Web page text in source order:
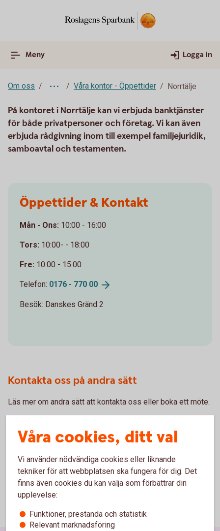
Meny Logga in
Om oss Våra kontor - Öppettider Norrtälje
På kontoret i Norrtälje kan vi erbjuda banktjänster
för både privatpersoner och företag. Vi kan även
erbjuda rådgivning inom till exempel familjejuridik,
samboavtal och testamenten.
Öppettider & Kontakt
Mån - Ons: 10:00 - 16:00
Tors: 10:00- - 18:00
Fre: 10:00 - 15:00
Telefon: 0176 - 770 00
Besök: Danskes Gränd 2
Kontakta oss på andra sätt
Läs mer om andra sätt att kontakta oss eller boka ett möte.
Våra cookies, ditt val
Vi använder nödvändiga cookies eller liknande
tekniker för att webbplatsen ska fungera för dig. Det
finns även cookies du kan välja som förbättrar din
upplevelse:
Funktioner, prestanda och statistik
Relevant marknadsföring